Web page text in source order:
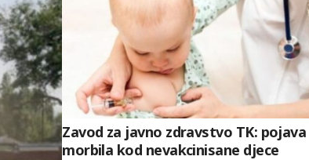
Zavod za javno zdravstvo TK: pojava
morbila kod nevakcinisane djece